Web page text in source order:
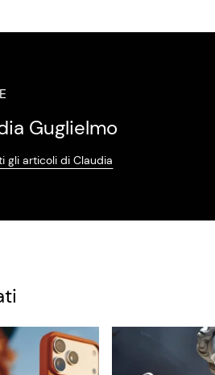
Guglielmo
gli articoli di Claudia